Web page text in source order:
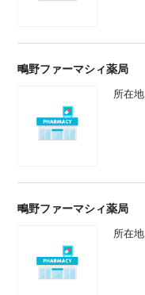
鴫野ファーマシィ薬局
所在地
鴫野ファーマシィ薬局
所在地